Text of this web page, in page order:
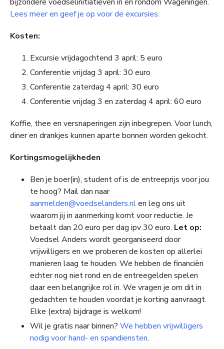
Lees meer en geef je op voor de excursies.
Kosten:
Excursie vrijdagochtend 3 april: 5 euro
Conferentie vrijdag 3 april: 30 euro
Conferentie zaterdag 4 april: 30 euro
Conferentie vrijdag 3 en zaterdag 4 april: 60 euro
Koffie, thee en versnaperingen zijn inbegrepen. Voor lunch,
diner en drankjes kunnen aparte bonnen worden gekocht.
Kortingsmogelijkheden
Ben je boer(in), student of is de entreeprijs voor jou
te hoog? Mail dan naar
aanmelden@voedselanders.nlen leg ons uit
waarom jij in aanmerking komt voor reductie. Je
betaalt dan 20 euro per dag ipv 30 euro. Let op:
Voedsel Anders wordt georganiseerd door
vrijwilligers en we proberen de kosten op allerlei
manieren laag te houden. We hebben de financiën
echter nog niet rond en de entreegelden spelen
daar een belangrijke rol in. We vragen je om dit in
gedachten te houden voordat je korting aanvraagt.
Elke (extra) bijdrage is welkom!
Wil je gratis naar binnen? We hebben vrijwilligers
nodig voor hand- en spandiensten.